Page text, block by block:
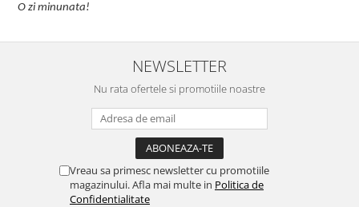
O zi minunata!
NEWSLETTER
Nu rata ofertele si promotiile noastre
Vreau sa primesc newsletter cu promotiile
magazinului. Afla mai multe in Politica de
Confidentialitate